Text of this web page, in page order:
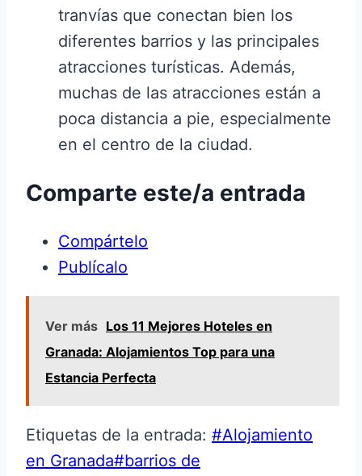
tranvías que conectan bien los
diferentes barrios y las principales
atracciones turísticas. Además,
muchas de las atracciones están a
poca distancia a pie, especialmente
en el centro de la ciudad.
Comparte este/a entrada
Compártelo
Publícalo
Ver más Los 11 Mejores Hoteles en
Granada: Alojamientos Top para una
Estancia Perfecta
Etiquetas de la entrada: #Alojamiento
en Granada#barrios de